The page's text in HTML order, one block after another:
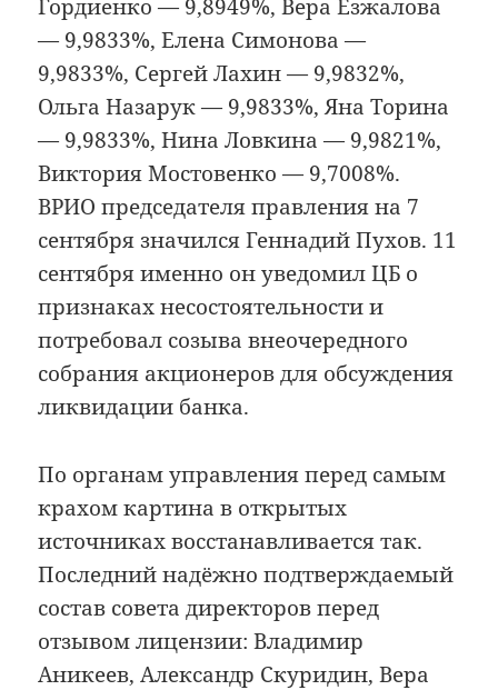
Гордиенко — 9,8949%, Вера Езжалова
— 9,9833%, Елена Симонова —
9,9833%, Сергей Лахин — 9,9832%,
Ольга Назарук — 9,9833%, Яна Торина
— 9,9833%, Нина Ловкина — 9,9821%,
Виктория Мостовенко — 9,7008%.
ВРИО председателя правления на 7
сентября значился Геннадий Пухов. 11
сентября именно он уведомил ЦБ о
признаках несостоятельности и
потребовал созыва внеочередного
собрания акционеров для обсуждения
ликвидации банка.
По органам управления перед самым
крахом картина в открытых
источниках восстанавливается так.
Последний надёжно подтверждаемый
состав совета директоров перед
отзывом лицензии: Владимир
Аникеев, Александр Скуридин, Вера